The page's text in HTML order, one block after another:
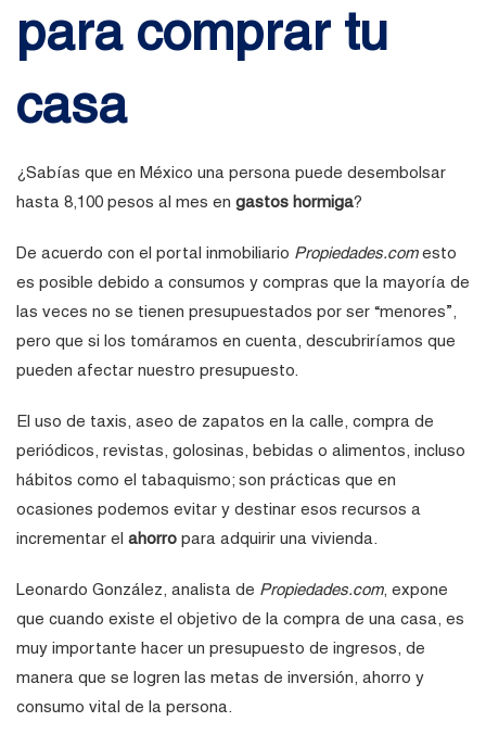
para comprar tu
casa
¿Sabías que en México una persona puede desembolsar
hasta 8,100 pesos al mes en gastos hormiga?
De acuerdo con el portal inmobiliario Propiedades.comesto
es posible debido a consumos y compras que la mayoría de
las veces no se tienen presupuestados por ser “menores”,
pero que si los tomáramos en cuenta, descubriríamos que
pueden afectar nuestro presupuesto.
El uso de taxis, aseo de zapatos en la calle, compra de
periódicos, revistas, golosinas, bebidas o alimentos, incluso
hábitos como el tabaquismo; son prácticas que en
ocasiones podemos evitar y destinar esos recursos a
incrementar el ahorro para adquirir una vivienda.
Leonardo González, analista de Propiedades.com, expone
que cuando existe el objetivo de la compra de una casa, es
muy importante hacer un presupuesto de ingresos, de
manera que se logren las metas de inversión, ahorro y
consumo vital de la persona.